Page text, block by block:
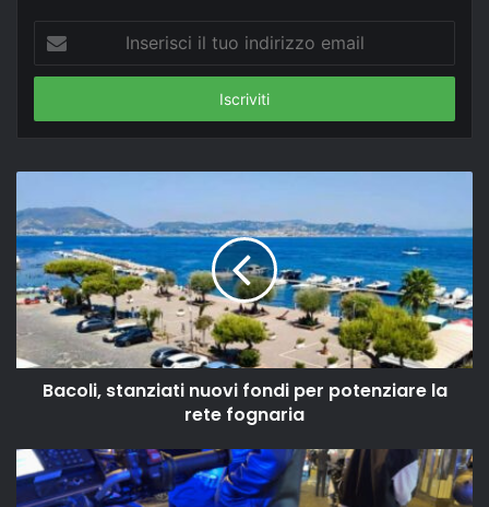
tuo
email
Bacoli, stanziati nuovi fondi per potenziare la
rete fognaria